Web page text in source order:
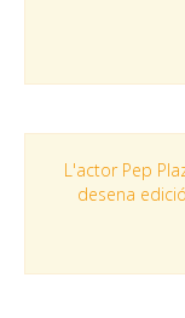
L'actor Pep
desena